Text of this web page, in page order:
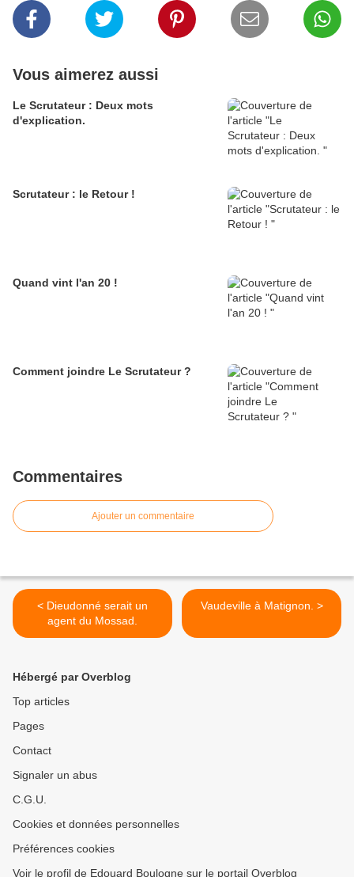
Vous aimerez aussi
Le Scrutateur : Deux mots
d'explication.
Scrutateur : le Retour !
Quand vint l'an 20 !
Comment joindre Le Scrutateur ?
Commentaires
Ajouter un commentaire
< Dieudonné serait un
agent du Mossad.
Vaudeville à Matignon. >
Hébergé par Overblog
Top articles
Pages
Contact
Signaler un abus
C.G.U.
Cookies et données personnelles
Préférences cookies
Voir le profil de Edouard Boulogne sur le portail Overblog